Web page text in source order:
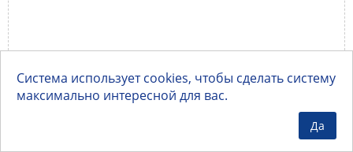
Система использует cookies, чтобы сделать систему
максимально интересной для вас.
Да